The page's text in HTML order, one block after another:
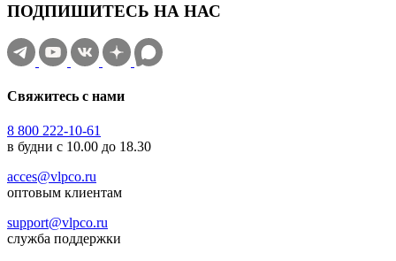
ПОДПИШИТЕСЬ НА НАС
Свяжитесь с нами
8 800 222-10-61
в будни с 10.00 до 18.30
acces@vlpco.ru
оптовым клиентам
support@vlpco.ru
служба поддержки